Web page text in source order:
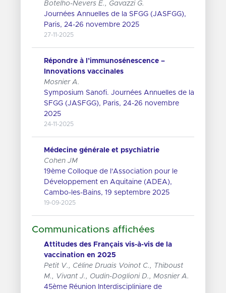
Botelho-Nevers E., Gavazzi G.
Journées Annuelles de la SFGG (JASFGG),
Paris, 24-26 novembre 2025
27-11-2025
Répondre à l’immunosénescence –
Innovations vaccinales
Mosnier A.
Symposium Sanofi. Journées Annuelles de la
SFGG (JASFGG), Paris, 24-26 novembre
2025
24-11-2025
Médecine générale et psychiatrie
Cohen JM
19ème Colloque de l'Association pour le
Développement en Aquitaine (ADEA),
Cambo-les-Bains, 19 septembre 2025
19-09-2025
Communications affichées
Attitudes des Français vis-à-vis de la
vaccination en 2025
Petit V., Céline Druais Voinot C., Thiboust
M., Vivant J., Oudin-Doglioni D., Mosnier A.
45ème Réunion Interdiscipliniare de